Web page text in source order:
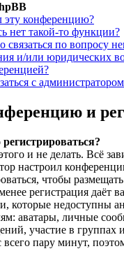
эту конференцию?
нет такой-то функции?
по вопросу
и/или юридических
с
и
и не делать. Всё
настроил
чтобы
регистрация даёт
которые недоступны
аватары, личные
участие в группах
всего пару минут,